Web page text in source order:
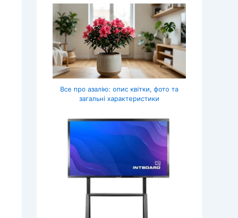
Все про азалію: опис квітки, фото та
загальні характеристики